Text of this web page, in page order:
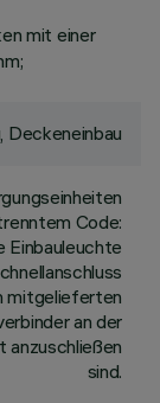
mit einer
Deckeneinbau
Code:
Einbauleuchte
mitgelieferten
an der
anzuschließen
sind.